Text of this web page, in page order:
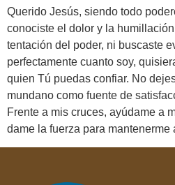
Querido Jesús, siendo todo
conociste el dolor y la
tentación del poder, ni buscaste
perfectamente cuanto soy,
quien Tú puedas confiar. No
mundano como fuente de
Frente a mis cruces, ayúdame a
dame la fuerza para mantenerme